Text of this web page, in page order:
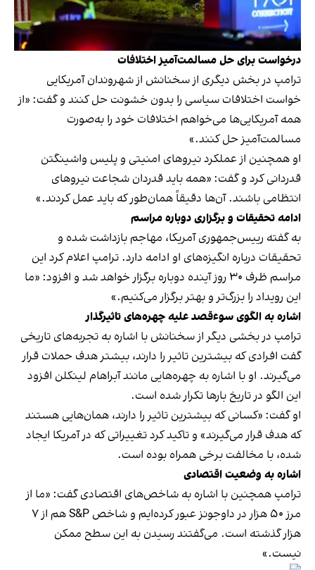
درخواست برای حل مسالمت‌آمیز اختلافات
ترامپ در بخش دیگری از سخنانش از شهروندان آمریکایی
خواست اختلافات سیاسی را بدون خشونت حل کنند و گفت: «از
همه آمریکایی‌ها می‌خواهم اختلافات خود را به‌صورت
مسالمت‌آمیز حل کنند.»
او همچنین از عملکرد نیروهای امنیتی و پلیس واشینگتن
قدردانی کرد و گفت: «همه باید قدردان شجاعت نیروهای
انتظامی باشند. آن‌ها دقیقاً همان‌طور که باید عمل کردند.»
ادامه تحقیقات و برگزاری دوباره مراسم
به گفته رییس‌جمهوری آمریکا، مهاجم بازداشت شده و
تحقیقات درباره انگیزه‌های او ادامه دارد. ترامپ اعلام کرد این
مراسم ظرف ۳۰ روز آینده دوباره برگزار خواهد شد و افزود: «ما
این رویداد را بزرگ‌تر و بهتر برگزار می‌کنیم.»
اشاره به الگوی سوءقصد علیه چهره‌های تاثیرگذار
ترامپ در بخشی دیگر از سخنانش با اشاره به تجربه‌های تاریخی
گفت افرادی که بیشترین تاثیر را دارند، بیشتر هدف حملات قرار
می‌گیرند. او با اشاره به چهره‌هایی مانند آبراهام لینکلن افزود
این الگو در تاریخ بارها تکرار شده است.
او گفت: «کسانی که بیشترین تاثیر را دارند، همان‌هایی هستند
که هدف قرار می‌گیرند» و تاکید کرد تغییراتی که در آمریکا ایجاد
شده، با مخالفت برخی همراه بوده است.
اشاره به وضعیت اقتصادی
ترامپ همچنین با اشاره به شاخص‌های اقتصادی گفت: «ما از
مرز ۵۰ هزار در داوجونز عبور کرده‌ایم و شاخص S&P هم از ۷
هزار گذشته است. می‌گفتند رسیدن به این سطح ممکن
نیست.»